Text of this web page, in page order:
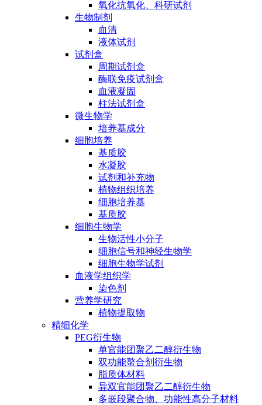
氧化抗氧化、科研试剂
生物制剂
血清
液体试剂
试剂盒
周期试剂盒
酶联免疫试剂盒
血液凝固
柱法试剂盒
微生物学
培养基成分
细胞培养
基质胶
水凝胶
试剂和补充物
植物组织培养
细胞培养基
基质胶
细胞生物学
生物活性小分子
细胞信号和神经生物学
细胞生物学试剂
血液学组织学
染色剂
营养学研究
植物提取物
精细化学
PEG衍生物
单官能团聚乙二醇衍生物
双功能螯合剂衍生物
脂质体材料
异双官能团聚乙二醇衍生物
多嵌段聚合物、功能性高分子材料